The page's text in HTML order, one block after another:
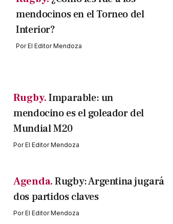
mendocinos en el Torneo del
Interior?
PorEl Editor Mendoza
Rugby.Imparable: un
mendocino es el goleador del
Mundial M20
PorEl Editor Mendoza
Agenda.Rugby: Argentina jugará
dos partidos claves
PorEl Editor Mendoza